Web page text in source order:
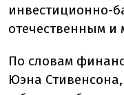
инвестиционно-
отечественным
По словам
Юэна